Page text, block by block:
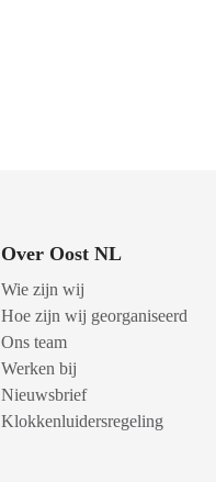
Over Oost NL
Wie zijn wij
Hoe zijn wij georganiseerd
Ons team
Werken bij
Nieuwsbrief
Klokkenluidersregeling